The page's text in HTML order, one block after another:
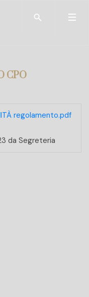
CPO
regolamento.pdf
da Segreteria